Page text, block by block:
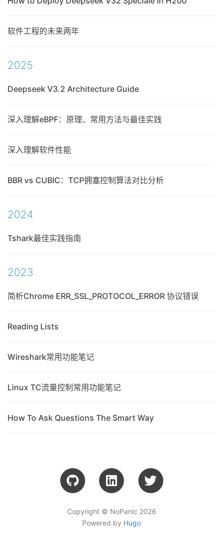
软件工程的未来两年
2025
Deepseek V3.2 Architecture Guide
深入理解eBPF：原理、常用方法与最佳实践
深入理解软件性能
BBR vs CUBIC：TCP拥塞控制算法对比分析
2024
Tshark最佳实践指南
2023
简析Chrome ERR_SSL_PROTOCOL_ERROR 协议错误
Reading Lists
Wireshark常用功能笔记
Linux TC流量控制常用功能笔记
How To Ask Questions The Smart Way
Copyright © NoPanic 2026
Powered by Hugo